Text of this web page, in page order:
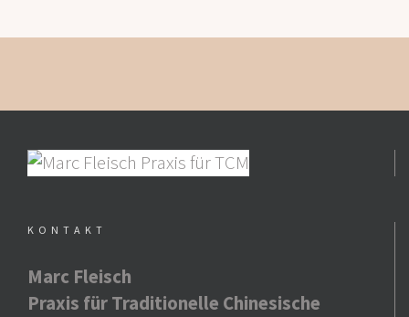
KONTAKT
Marc Fleisch
Praxis für Traditionelle Chinesische